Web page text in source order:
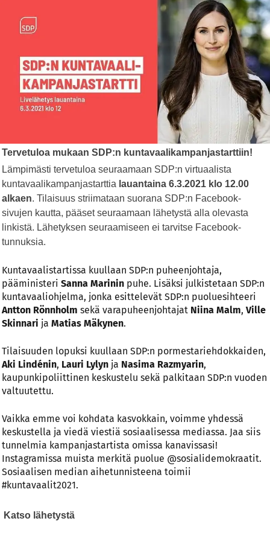
Tervetuloa mukaan SDP:n kuntavaalikampanjastarttiin!
Lämpimästi tervetuloa seuraamaan SDP:n virtuaalista
kuntavaalikampanjastarttia lauantaina 6.3.2021 klo 12.00
alkaen. Tilaisuus striimataan suorana SDP:n Facebook-
sivujen kautta, pääset seuraamaan lähetystä alla olevasta
linkistä. Lähetyksen seuraamiseen ei tarvitse Facebook-
tunnuksia.
Kuntavaalistartissa kuullaan SDP:n puheenjohtaja,
pääministeri Sanna Marinin puhe. Lisäksi julkistetaan SDP:n
kuntavaaliohjelma, jonka esittelevät SDP:n puoluesihteeri
Antton Rönnholm sekä varapuheenjohtajat Niina Malm, Ville
Skinnari ja Matias Mäkynen.
Tilaisuuden lopuksi kuullaan SDP:n pormestariehdokkaiden,
Aki Lindénin, Lauri Lylyn ja Nasima Razmyarin,
kaupunkipoliittinen keskustelu sekä palkitaan SDP:n vuoden
valtuutettu.
Vaikka emme voi kohdata kasvokkain, voimme yhdessä
keskustella ja viedä viestiä sosiaalisessa mediassa. Jaa siis
tunnelmia kampanjastartista omissa kanavissasi!
Instagramissa muista merkitä puolue @sosialidemokraatit.
Sosiaalisen median aihetunnisteena toimii
#kuntavaalit2021.
Katso lähetystä